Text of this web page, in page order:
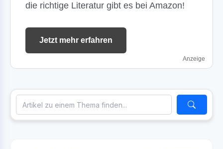
die richtige Literatur gibt es bei Amazon!
Jetzt mehr erfahren
Anzeige